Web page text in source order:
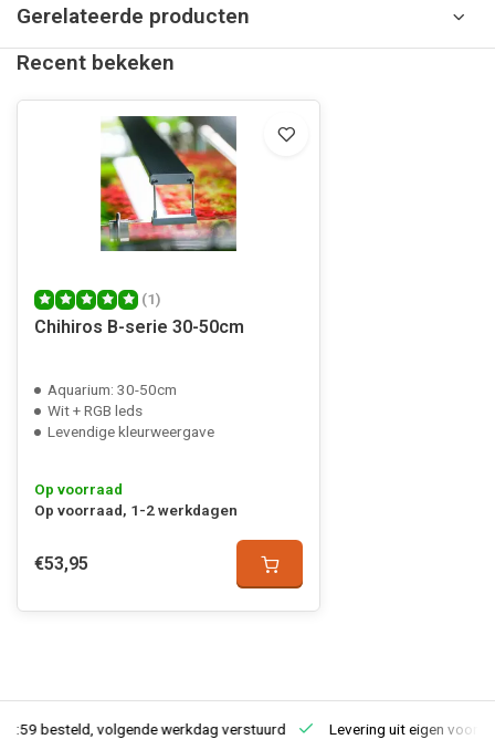
Gerelateerde producten
Recent bekeken
(1)
Chihiros B-serie 30-50cm
Aquarium: 30-50cm
Wit + RGB leds
Levendige kleurweergave
Op voorraad
Op voorraad, 1-2 werkdagen
€53,95
besteld, volgende werkdag verstuurd Levering uit eigen